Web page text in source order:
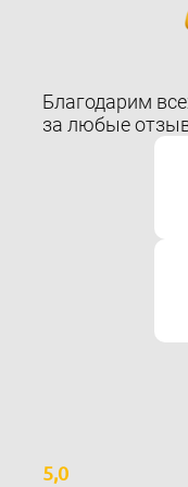
Руководитель
Александр
ПОЛУЧИТЬ
Сэкономьте ваше
Благодарим
за любые
5,0